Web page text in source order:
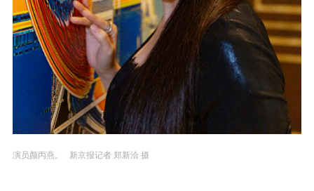
演员颜丙燕。 新京报记者 郑新洽 摄